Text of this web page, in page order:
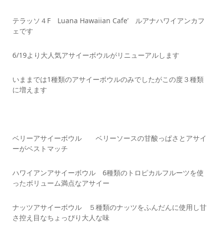
テラッソ４F Luana Hawaiian Cafe’ ルアナハワイアンカフ
ェです
6/19より大人気アサイーボウルがリニューアルします
いままでは1種類のアサイーボウルのみでしたがこの度３種類
に増えます
ベリーアサイーボウル ベリーソースの甘酸っぱさとアサイ
ーがベストマッチ
ハワイアンアサイーボウル 6種類のトロピカルフルーツを使
ったボリューム満点なアサイー
ナッツアサイーボウル ５種類のナッツをふんだんに使用し甘
さ控え目なちょっぴり大人な味